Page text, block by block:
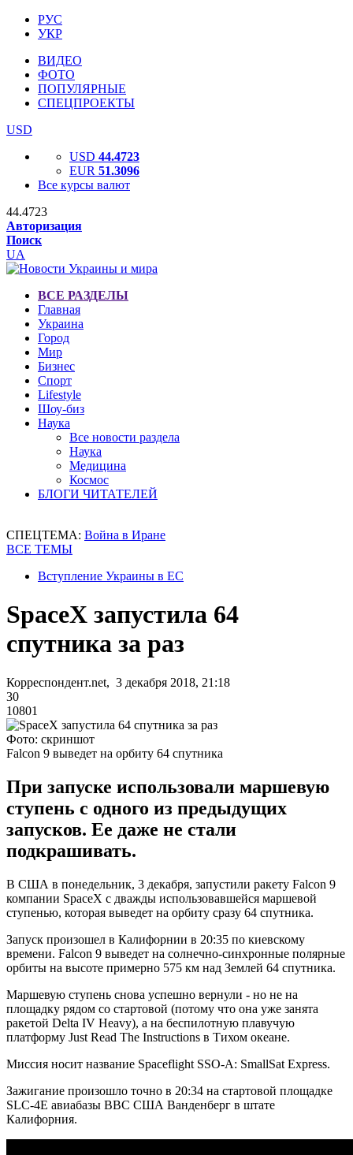
РУС
УКР
ВИДЕО
ФОТО
ПОПУЛЯРНЫЕ
СПЕЦПРОЕКТЫ
USD
USD 44.4723
EUR 51.3096
Все курсы валют
44.4723
Авторизация
Поиск
UA
ВСЕ РАЗДЕЛЫ
Главная
Украина
Город
Мир
Бизнес
Спорт
Lifestyle
Шоу-биз
Наука
Все новости раздела
Наука
Медицина
Космос
БЛОГИ ЧИТАТЕЛЕЙ
СПЕЦТЕМА: Война в Иране
ВСЕ ТЕМЫ
Вступление Украины в ЕС
SpaceX запустила 64
спутника за раз
Корреспондент.net, 3 декабря 2018, 21:18
30
10801
Фото: скриншот
Falcon 9 выведет на орбиту 64 спутника
При запуске использовали маршевую
ступень с одного из предыдущих
запусков. Ее даже не стали
подкрашивать.
В США в понедельник, 3 декабря, запустили ракету Falcon 9
компании SpaceX с дважды использовавшейся маршевой
ступенью, которая выведет на орбиту сразу 64 спутника.
Запуск произошел в Калифорнии в 20:35 по киевскому
времени. Falcon 9 выведет на солнечно-синхронные полярные
орбиты на высоте примерно 575 км над Землей 64 спутника.
Маршевую ступень снова успешно вернули - но не на
площадку рядом со стартовой (потому что она уже занята
ракетой Delta IV Heavy), а на беспилотную плавучую
платформу Just Read The Instructions в Тихом океане.
Миссия носит название Spaceflight SSO-A: SmallSat Express.
Зажигание произошло точно в 20:34 на стартовой площадке
SLC-4E авиабазы ВВС США Ванденберг в штате
Калифорния.